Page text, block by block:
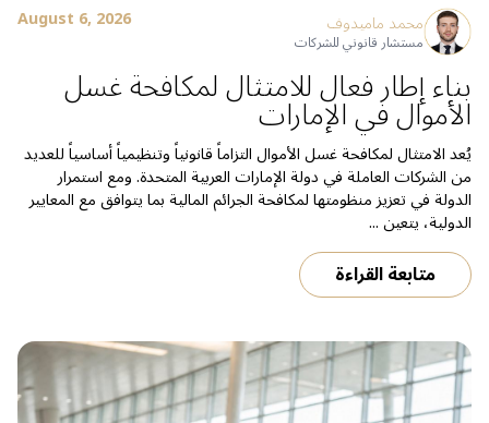
محمد ماميدوف
مستشار قانوني للشركات
August 6, 2026
بناء إطار فعال للامتثال لمكافحة غسل
الأموال في الإمارات
يُعد الامتثال لمكافحة غسل الأموال التزاماً قانونياً وتنظيمياً أساسياً للعديد
من الشركات العاملة في دولة الإمارات العربية المتحدة. ومع استمرار
الدولة في تعزيز منظومتها لمكافحة الجرائم المالية بما يتوافق مع المعايير
الدولية، يتعين ...
متابعة القراءة